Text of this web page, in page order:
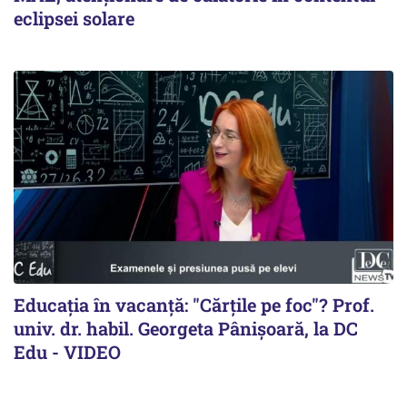
eclipsei solare
Educația în vacanță: "Cărțile pe foc"? Prof.
univ. dr. habil. Georgeta Pânișoară, la DC
Edu - VIDEO